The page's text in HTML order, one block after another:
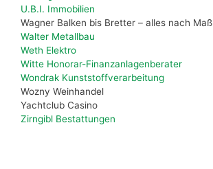
U.B.I. Immobilien
Wagner Balken bis Bretter – alles nach Maß
Walter Metallbau
Weth Elektro
Witte Honorar-Finanzanlagenberater
Wondrak Kunststoffverarbeitung
Wozny Weinhandel
Yachtclub Casino
Zirngibl Bestattungen